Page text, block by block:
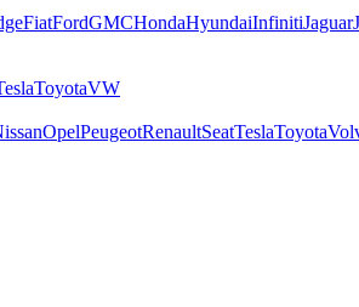
FiatFordGMCHondaHyundaiInfinitiJaguar
ToyotaVW
OpelPeugeotRenaultSeatTeslaToyota